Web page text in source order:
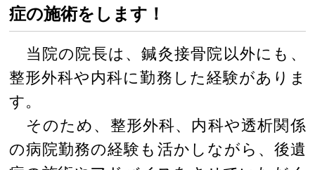
症の施術をします！
当院の院長は、鍼灸接骨院以外にも、
整形外科や内科に勤務した経験がありま
す。
そのため、整形外科、内科や透析関係
の病院勤務の経験も活かしながら、後遺